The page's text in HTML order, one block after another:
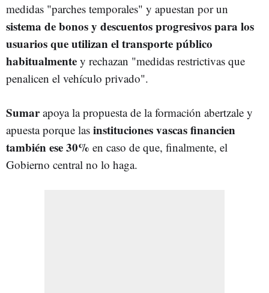
medidas "parches temporales" y apuestan por un
sistema de bonos y descuentos progresivos para los
usuarios que utilizan el transporte público
habitualmente y rechazan "medidas restrictivas que
penalicen el vehículo privado".
Sumarapoya la propuesta de la formación abertzale y
apuesta porque las instituciones vascas financien
también ese 30% en caso de que, finalmente, el
Gobierno central no lo haga.